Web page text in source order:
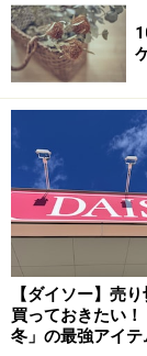
■ダイソーの
ダイソーの通販
ダイソーは、
す。日用雑貨
【ダイソー】売
買っておきたい
冬」の最強アイ